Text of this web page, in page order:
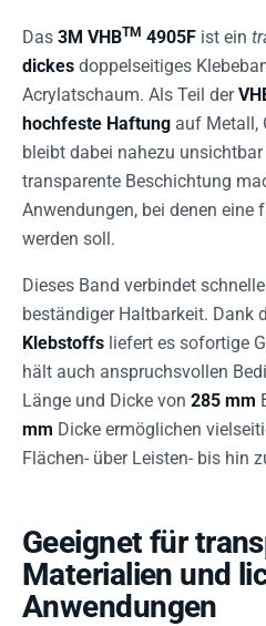
Das 3M VHBTM 4905F ist ein
dickes doppelseitiges
Acrylatschaum. Als Teil der
hochfeste Haftung auf Metall,
bleibt dabei nahezu
transparente Beschichtung
Anwendungen, bei denen eine
werden soll.
Dieses Band verbindet
beständiger Haltbarkeit. Dank
Klebstoffs liefert es sofortige
hält auch anspruchsvollen
Länge und Dicke von 285 mm
mm Dicke ermöglichen
Flächen- über Leisten- bis hin
Geeignet für
Materialien und
Anwendungen